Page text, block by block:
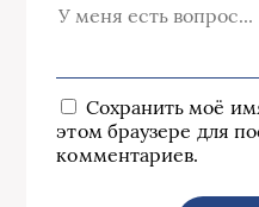
Сохранить моё
этом браузере для
комментариев.